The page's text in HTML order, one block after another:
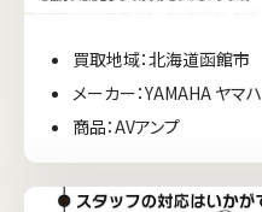
買取地域：北海道函館市
メーカー：YAMAHA ヤマハ
商品：AVアンプ